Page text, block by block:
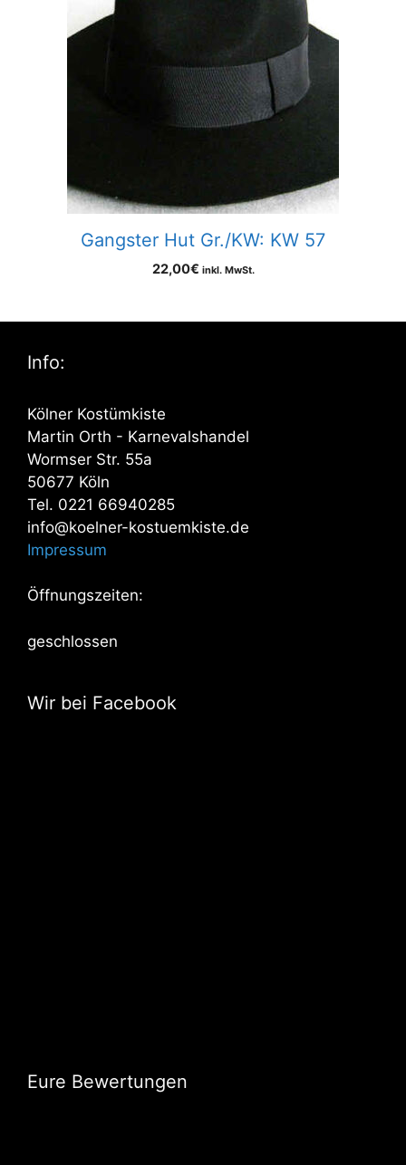
Gangster Hut Gr./KW: KW 57
22,00€ inkl. MwSt.
Info:
Kölner Kostümkiste
Martin Orth - Karnevalshandel
Wormser Str. 55a
50677 Köln
Tel. 0221 66940285
info@koelner-kostuemkiste.de
Impressum
Öffnungszeiten:
geschlossen
Wir bei Facebook
Eure Bewertungen